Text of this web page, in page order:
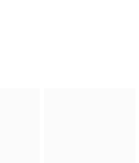
并